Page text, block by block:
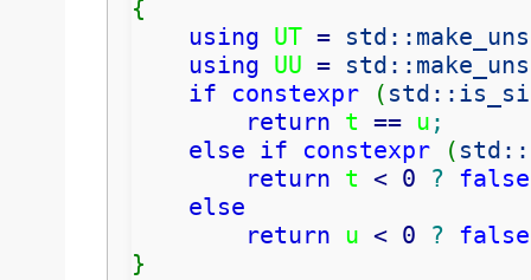
{
using UT = std::
using UU = std::
if
constexpr ( std::
return t == u ;
else if constexpr ( std::
return t < 0 ? false
else
return u < 0 ? false
}